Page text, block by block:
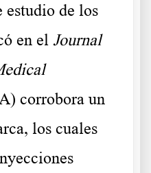
estudio de los
en el Journal
corrobora un
los cuales